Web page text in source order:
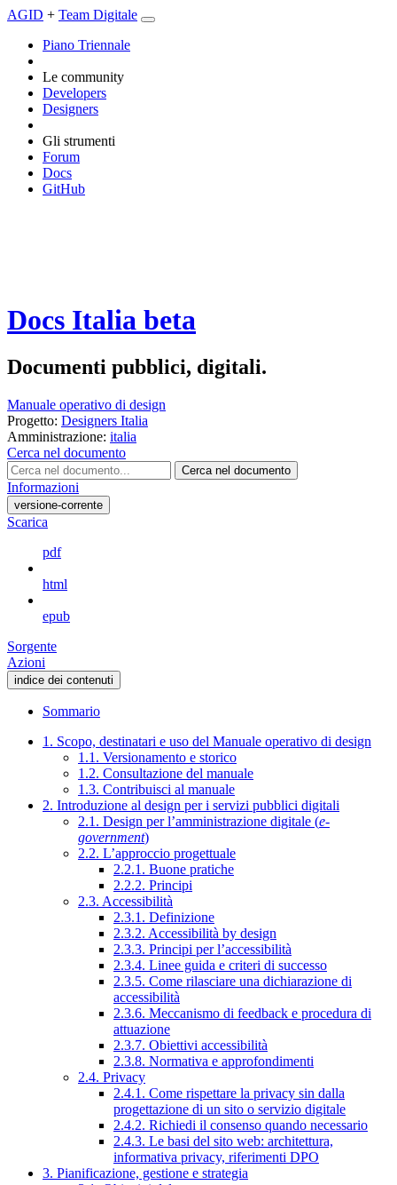
AGID + Team Digitale
Piano Triennale
Le community
Developers
Designers
Gli strumenti
Forum
Docs
GitHub
Docs Italia beta
Documenti pubblici, digitali.
Manuale operativo di design
Progetto: Designers Italia
Amministrazione: italia
Cerca nel documento
Cerca nel documento
Informazioni
versione-corrente
Scarica
pdf
html
epub
Sorgente
Azioni
indice dei contenuti
Sommario
1. Scopo, destinatari e uso del Manuale operativo di design
1.1. Versionamento e storico
1.2. Consultazione del manuale
1.3. Contribuisci al manuale
2. Introduzione al design per i servizi pubblici digitali
2.1. Design per l’amministrazione digitale (e-
government)
2.2. L’approccio progettuale
2.2.1. Buone pratiche
2.2.2. Principi
2.3. Accessibilità
2.3.1. Definizione
2.3.2. Accessibilità by design
2.3.3. Principi per l’accessibilità
2.3.4. Linee guida e criteri di successo
2.3.5. Come rilasciare una dichiarazione di
accessibilità
2.3.6. Meccanismo di feedback e procedura di
attuazione
2.3.7. Obiettivi accessibilità
2.3.8. Normativa e approfondimenti
2.4. Privacy
2.4.1. Come rispettare la privacy sin dalla
progettazione di un sito o servizio digitale
2.4.2. Richiedi il consenso quando necessario
2.4.3. Le basi del sito web: architettura,
informativa privacy, riferimenti DPO
3. Pianificazione, gestione e strategia